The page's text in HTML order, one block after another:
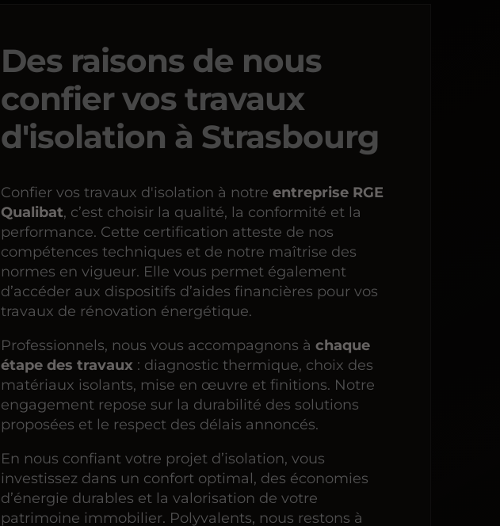
Des raisons de nous
confier vos travaux
d'isolation à Strasbourg
Confier vos travaux d'isolation à notre entreprise RGE
Qualibat, c’est choisir la qualité, la conformité et la
performance. Cette certification atteste de nos
compétences techniques et de notre maîtrise des
normes en vigueur. Elle vous permet également
d’accéder aux dispositifs d’aides financières pour vos
travaux de rénovation énergétique.
Professionnels, nous vous accompagnons à chaque
étape des travaux: diagnostic thermique, choix des
matériaux isolants, mise en œuvre et finitions. Notre
engagement repose sur la durabilité des solutions
proposées et le respect des délais annoncés.
En nous confiant votre projet d’isolation, vous
investissez dans un confort optimal, des économies
d’énergie durables et la valorisation de votre
patrimoine immobilier. Polyvalents, nous restons à